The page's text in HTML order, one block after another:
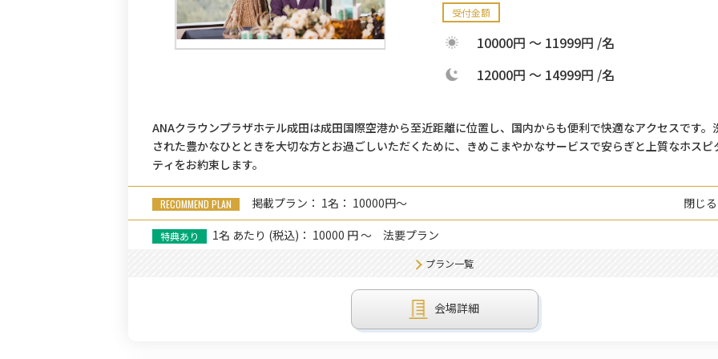
受付金額
10000円 ～ 11999円 /名
12000円 ～ 14999円 /名
ANAクラウンプラザホテル成田は成田国際空港から至近距離に位置し、国内からも便利で快適なアクセスです。
された豊かなひとときを大切な方とお過ごしいただくために、きめこまやかなサービスで安らぎと上質なホスピ
ティをお約束します。
掲載プラン： 1名： 10000円～
閉じる
1名 あたり (税込)： 10000 円 ～ 法要プラン
プラン一覧
会場詳細